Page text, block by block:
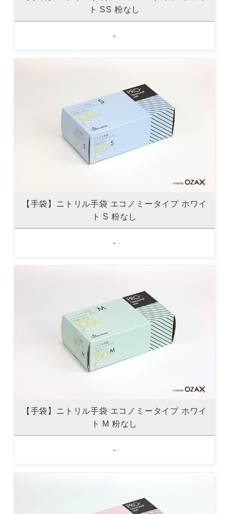
ト SS 粉なし
-
【手袋】ニトリル手袋 エコノミータイプ ホワイ
ト S 粉なし
-
【手袋】ニトリル手袋 エコノミータイプ ホワイ
ト M 粉なし
-